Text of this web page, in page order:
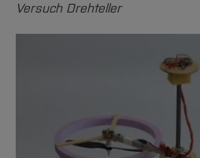
Versuch Drehteller